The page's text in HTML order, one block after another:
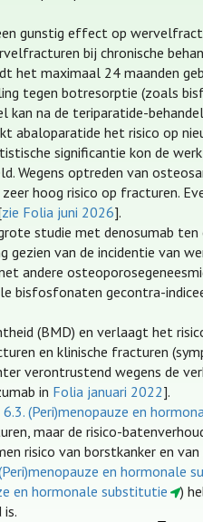
gunstig effect op
bij chronische
het maximaal 24 maanden
tegen botresorptie (zoals
kan na de teriparatide-
abaloparatide het risico op
significantie kon de
Wegens optreden van
hoog risico op fracturen.
zie Folia juni 2026].
studie met denosumab
gezien van de incidentie van
andere
bisfosfonaten gecontra-
(BMD) en verlaagt het
en klinische fracturen
verontrustend wegens de
in Folia januari 2022].
6.3. (Peri)menopauze en
maar de risico-
risico van borstkanker en
en hormonale
en hormonale substitutie
)